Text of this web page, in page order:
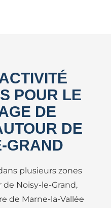
POUR LE
DE
DE
GRAND
plusieurs zones
Noisy-le-Grand,
de Marne-la-Vallée